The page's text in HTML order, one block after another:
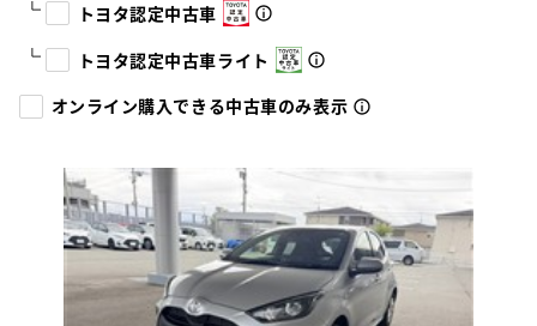
トヨタ認定中古車
トヨタ認定中古車ライト
オンライン購入できる中古車のみ表示